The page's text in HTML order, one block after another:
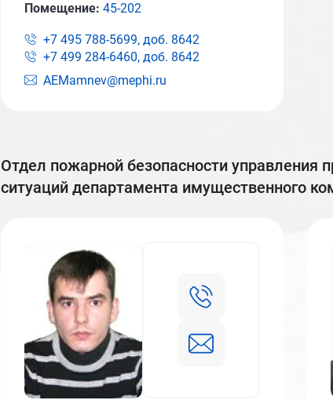
AEMamnev@mephi.ru
Помещение: 45-202
+7 495 788-5699, доб. 8642
+7 499 284-6460, доб. 8642
отдел пожарной безопасности управления предотвращения чрезвычайных
ситуаций департамента имущественного